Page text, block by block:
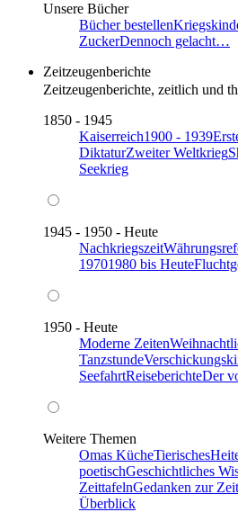
Unsere Bücher
Bücher bestellen
ZuckerDennoch gelacht…
Zeitzeugenberichte
Zeitzeugenberichte, zeitlich und
1850 - 1945
Kaiserreich1900 - 1939
DiktaturZweiter Weltkrieg
Seekrieg
1945 - 1950 - Heute
Nachkriegszeit
19701980 bis Heute
1950 - Heute
Moderne Zeiten
Tanzstunde
SeefahrtReiseberichteDer
Weitere Themen
Omas KücheTierisches
poetischGeschichtliches
ZeittafelnGedanken zur
Überblick